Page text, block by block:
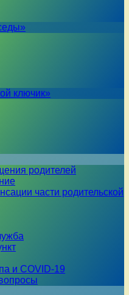
ключик»
родителей
части родительской
и COVID-19